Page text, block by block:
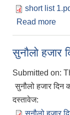
short list
Read more
सुनौलो हजार
Submitted on:
सुनौलो हजार दिन
दस्तावेज: